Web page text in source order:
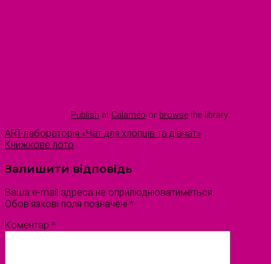
Publish at Calaméo or browsethe library.
ART-лабораторія «Чат для хлопців та дівчат»
Книжкове лото
Залишити відповідь
Ваша e-mail адреса не оприлюднюватиметься.
Обов’язкові поля позначені *
Коментар *